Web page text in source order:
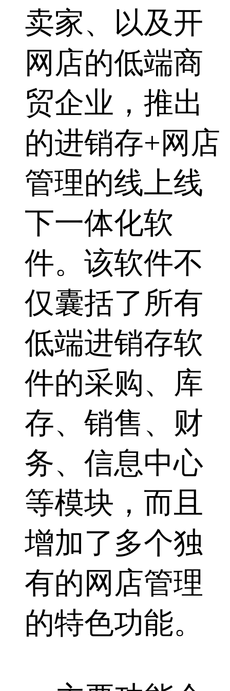
卖家、以及开
网店的低端商
贸企业，推出
的进销存+网店
管理的线上线
下一体化软
件。该软件不
仅囊括了所有
低端进销存软
件的采购、库
存、销售、财
务、信息中心
等模块，而且
增加了多个独
有的网店管理
的特色功能。